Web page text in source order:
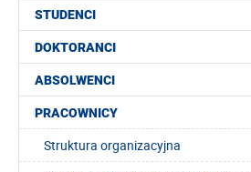
STUDENCI
DOKTORANCI
ABSOLWENCI
PRACOWNICY
Struktura organizacyjna